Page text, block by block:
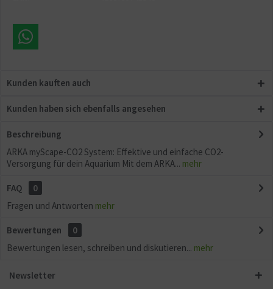
Kunden kauften auch
Kunden haben sich ebenfalls angesehen
Beschreibung
ARKA myScape-CO2 System: Effektive und einfache CO2-
Versorgung für dein Aquarium Mit dem ARKA... mehr
FAQ
0
Fragen und Antworten mehr
Bewertungen
0
Bewertungen lesen, schreiben und diskutieren... mehr
Newsletter